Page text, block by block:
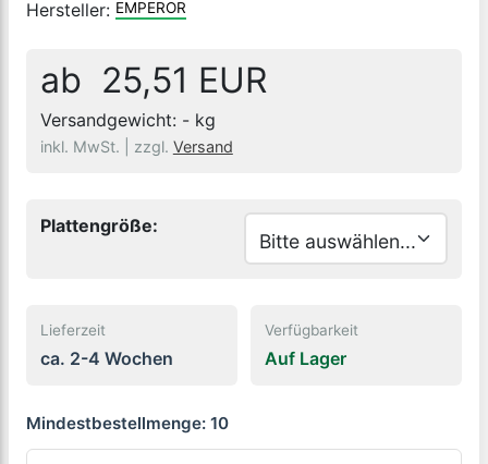
Hersteller: EMPEROR
ab 25,51 EUR
Versandgewicht: -kg
inkl. MwSt. | zzgl. Versand
Plattengröße:
Lieferzeit
ca. 2-4 Wochen
Verfügbarkeit
Auf Lager
Mindestbestellmenge: 10